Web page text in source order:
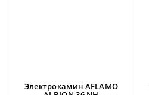
Электрокамин AFLAMO